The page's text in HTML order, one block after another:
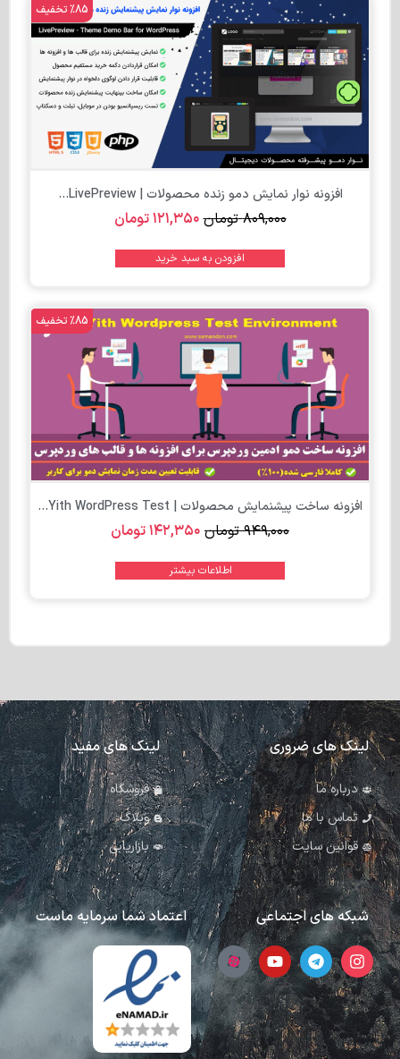
%85 تخفیف
افزونه نوار نمایش دمو زنده محصولات | LivePreview...
۸۰۹,۰۰۰ تومان۱۲۱,۳۵۰تومان
افزودن به سبد خرید
%85 تخفیف
افزونه ساخت پیشنمایش محصولات | Yith WordPress Test...
۹۴۹,۰۰۰ تومان ۱۴۲,۳۵۰تومان
اطلاعات بیشتر
لینک های ضروری
درباره ما
تماس با ما
قوانین سایت
لینک های مفید
فروشگاه
وبلاگ
بازاریابی
شبکه های اجتماعی اعتماد شما سرمایه ماست